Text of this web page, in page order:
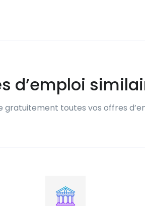
d’emploi
gratuitement toutes vos offres